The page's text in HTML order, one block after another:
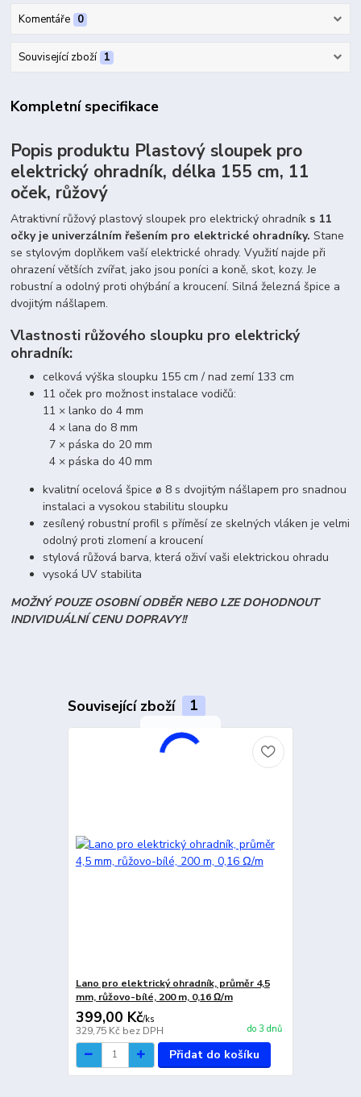
Komentáře 0
Související zboží 1
Kompletní specifikace
Popis produktu Plastový sloupek pro
elektrický ohradník, délka 155 cm, 11
oček, růžový
Atraktivní růžový plastový sloupek pro elektrický ohradník s 11
očky je univerzálním řešením pro elektrické ohradníky. Stane
se stylovým doplňkem vaší elektrické ohrady. Využití najde při
ohrazení větších zvířat, jako jsou poníci a koně, skot, kozy. Je
robustní a odolný proti ohýbání a kroucení. Silná železná špice a
dvojitým nášlapem.
Vlastnosti růžového sloupku pro elektrický
ohradník:
celková výška sloupku 155 cm / nad zemí 133 cm
11 oček pro možnost instalace vodičů:
11 × lanko do 4 mm
4 × lana do 8 mm
7 × páska do 20 mm
4 × páska do 40 mm
kvalitní ocelová špice ø 8 s dvojitým nášlapem pro snadnou
instalaci a vysokou stabilitu sloupku
zesílený robustní profil s příměsí ze skelných vláken je velmi
odolný proti zlomení a kroucení
stylová růžová barva, která oživí vaši elektrickou ohradu
vysoká UV stabilita
MOŽNÝ POUZE OSOBNÍ ODBĚR NEBO LZE DOHODNOUT
INDIVIDUÁLNÍ CENU DOPRAVY!!
Související zboží 1
Lano pro elektrický ohradník, průměr 4,5
mm, růžovo-bílé, 200 m, 0,16 Ω/m
399,00 Kč/ks
329,75 Kč bez DPH do 3 dnů
Přidat do košíku